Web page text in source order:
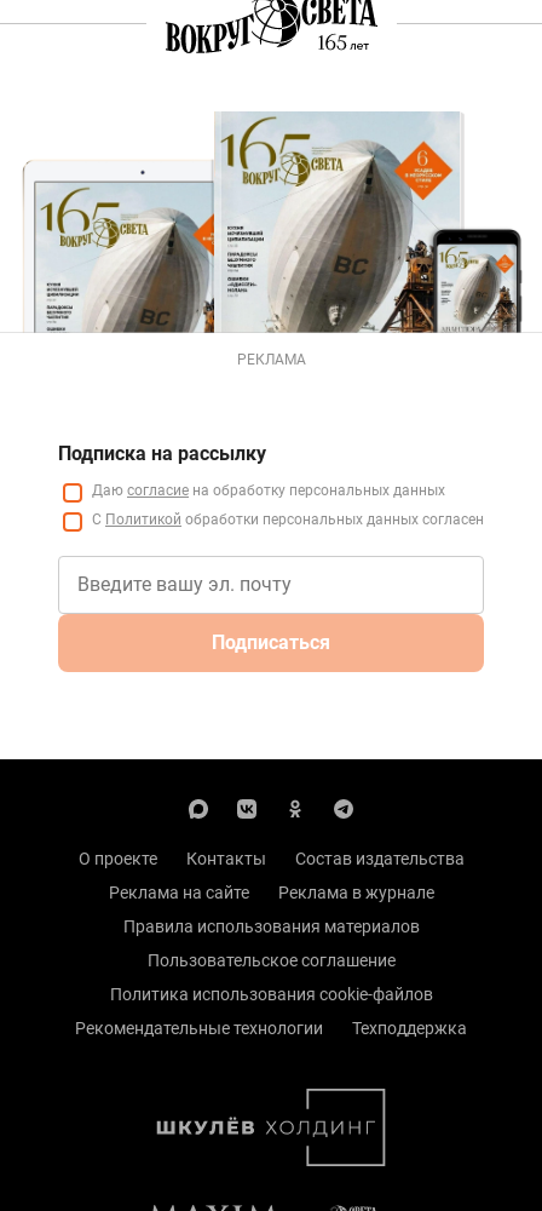
РЕКЛАМА
Подписка на рассылку
Даю согласие на обработку персональных данных
С Политикой обработки персональных данных согласен
Подписаться
О проекте Контакты
Состав издательства
Реклама на сайте
Реклама в журнале
Правила использования материалов
Пользовательское соглашение
Политика использования cookie-файлов
Рекомендательные технологии
Техподдержка